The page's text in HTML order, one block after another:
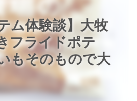
ム体験談】大牧
フライドポテ
もそのもので大